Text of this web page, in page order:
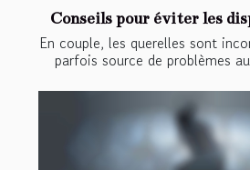
Conseils pour éviter les
En couple, les querelles sont
parfois source de problèmes